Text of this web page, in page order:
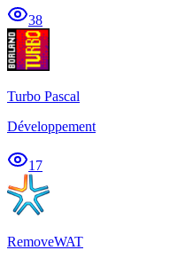
38
Turbo Pascal
Développement
17
RemoveWAT